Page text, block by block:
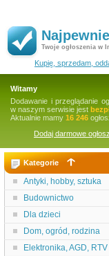
Twoje ogłoszenia w
Kupię, sprzedam,
Witamy
Dodawanie i przeglądanie
w naszym serwisie jest
Aktualnie mamy 16 246
Dodaj darmowe
Kategorie
Antyki, hobby, sztuka
Budownictwo
Dla dzieci
Dom, ogród, rodzina
Elektronika, AGD, RTV